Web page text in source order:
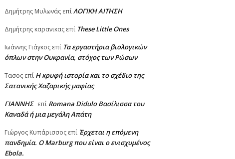
Δημήτρης Μυλωνάς επίΛΟΓΙΚΗ ΑΙΤΗΣΗ
Δημήτρης καρανικας επί These Little Ones
Ιωάννης Γιάγκος επί Τα εργαστήρια βιολογικών
όπλων στην Ουκρανία, στόχος των Ρώσων
Τασος επί Η κρυφή ιστορία και το σχέδιο της
Σατανικής Χαζαρικής μαφίας
ΓΙΑΝΝΗΣ επί Romana Didulo Βασίλισσα του
Καναδά ή μια μεγάλη Απάτη
Γιώργος Κυπάρισσος επί Έρχεται η επόμενη
πανδημία. Ο Marburg που είναι ο ενισχυμένος
Ebola.